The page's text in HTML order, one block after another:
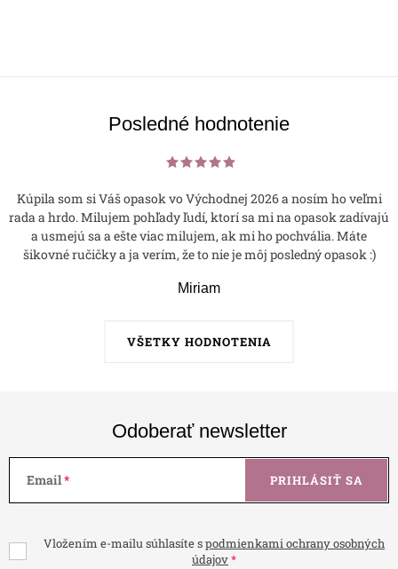
Posledné hodnotenie
VŠETKY HODNOTENIA
Kúpila som si Váš opasok vo Východnej 2026 a nosím ho veľmi
rada a hrdo. Milujem pohľady ľudí, ktorí sa mi na opasok zadívajú
a usmejú sa a ešte viac milujem, ak mi ho pochvália. Máte
šikovné ručičky a ja verím, že to nie je môj posledný opasok :)
Miriam
Odoberať newsletter
Email
Vložením e-mailu súhlasíte spodmienkami ochrany osobných
údajov
PRIHLÁSIŤ SA